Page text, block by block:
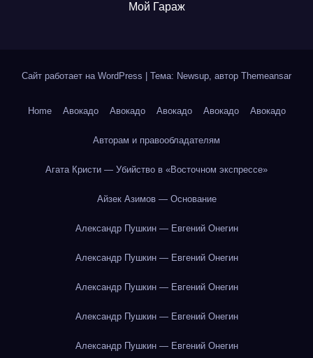
Мой Гараж
Сайт работает на WordPress Тема: Newsup, автор Themeansar
Home Авокадо Авокадо Авокадо Авокадо Авокадо
Авторам и правообладателям
Агата Кристи — Убийство в «Восточном экспрессе»
Айзек Азимов — Основание
Александр Пушкин — Евгений Онегин
Александр Пушкин — Евгений Онегин
Александр Пушкин — Евгений Онегин
Александр Пушкин — Евгений Онегин
Александр Пушкин — Евгений Онегин